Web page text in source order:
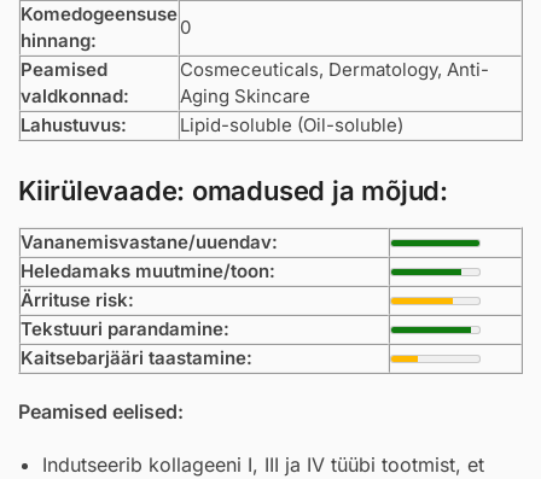
Komedogeensuse
hinnang:
0
Peamised
valdkonnad:
Cosmeceuticals, Dermatology, Anti-
Aging Skincare
Lahustuvus:
Lipid-soluble (Oil-soluble)
Kiirülevaade: omadused ja mõjud:
Vananemisvastane/uuendav:
Heledamaks muutmine/toon:
Ärrituse risk:
Tekstuuri parandamine:
Kaitsebarjääri taastamine:
Peamised eelised:
Indutseerib kollageeni I, III ja IV tüübi tootmist, et